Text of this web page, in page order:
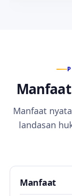
Manfaat
landasan
Manfaat